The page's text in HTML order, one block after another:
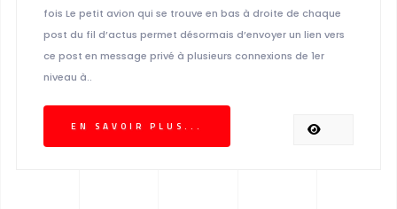
fois Le petit avion qui se trouve en bas à droite de chaque
post du fil d’actus permet désormais d’envoyer un lien vers
ce post en message privé à plusieurs connexions de 1er
niveau à..
EN SAVOIR PLUS...